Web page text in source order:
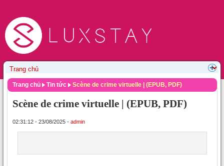
Trang chủ Tin tức Scène de crime virtuelle | (EPUB, PDF)
Scène de crime virtuelle | (EPUB, PDF)
02:31:12 - 23/08/2025 - admin